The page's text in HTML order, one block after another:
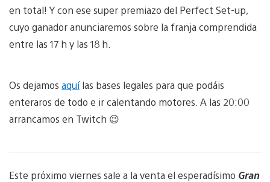
en total! Y con ese super premiazo del Perfect Set-up,
cuyo ganador anunciaremos sobre la franja comprendida
entre las 17 h y las 18 h.
Os dejamos aquílas bases legales para que podáis
enteraros de todo e ir calentando motores. A las 20:00
arrancamos en Twitch 😉
Este próximo viernes sale a la venta el esperadísimo Gran